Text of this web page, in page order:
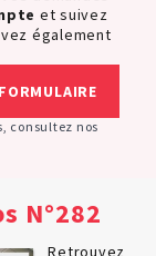
et suivez
également
consultez nos
N°282
Retrouvez